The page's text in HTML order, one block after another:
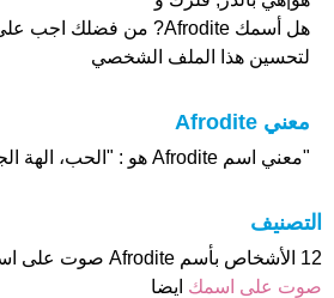
هل أسمك Afrodite? من فضلك اجب على
لتحسين هذا الملف الشخصي
معني Afrodite
"معني اسم Afrodite هو : "الحب، الهة الجمال
التصنيف
12 الأشخاص بأسم Afrodite صوت على اسمائهم . من فضلك
صوت على اسمك ايضا